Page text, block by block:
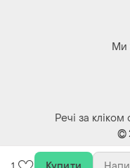
Ми
Речі за
©